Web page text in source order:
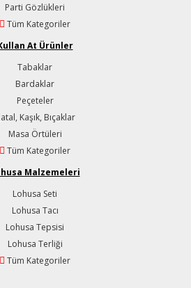
Parti Gözlükleri
Tüm Kategoriler
At Ürünler
Tabaklar
Bardaklar
Peçeteler
Kaşık, Bıçaklar
Masa Örtüleri
Tüm Kategoriler
Malzemeleri
Lohusa Seti
Lohusa Tacı
Lohusa Tepsisi
Lohusa Terliği
Tüm Kategoriler